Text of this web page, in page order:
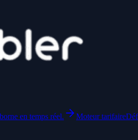
en temps réel. Moteur tarifaire